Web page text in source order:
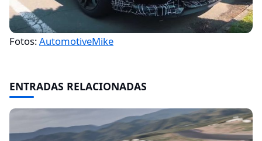
Fotos:AutomotiveMike
ENTRADAS RELACIONADAS